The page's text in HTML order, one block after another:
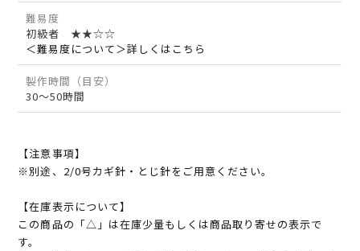
難易度
初級者 ★★☆☆
＜難易度について＞詳しくはこちら
製作時間（目安）
30～50時間
【注意事項】
※別途、2/0号カギ針・とじ針をご用意ください。
【在庫表示について】
この商品の「△」は在庫少量もしくは商品取り寄せの表示で
す。